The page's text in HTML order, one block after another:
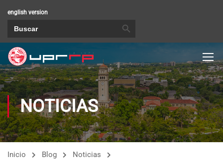
english version
NOTICIAS
Inicio Blog
Noticias